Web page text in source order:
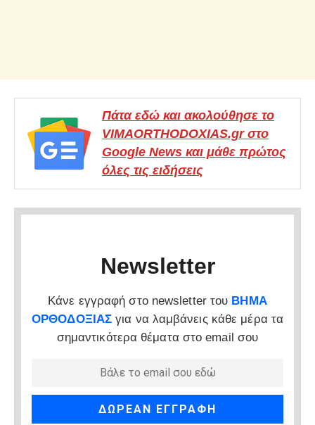
Πάτα εδώ και ακολούθησε το
VIMAORTHODOXIAS.gr στο
Google News και μάθε πρώτος
όλες τις ειδήσεις
Newsletter
Κάνε εγγραφή στο newsletter του ΒΗΜΑ
ΟΡΘΟΔΟΞΙΑΣ για να λαμβάνεις κάθε μέρα τα
σημαντικότερα θέματα στο email σου